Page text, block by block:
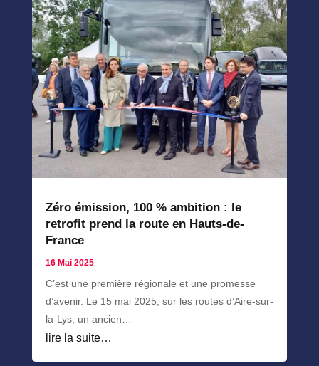
Zéro émission, 100 % ambition : le
retrofit prend la route en Hauts-de-
France
16 Mai 2025
C’est une première régionale et une promesse
d’avenir. Le 15 mai 2025, sur les routes d’Aire-sur-
la-Lys, un ancien…
lire la suite…